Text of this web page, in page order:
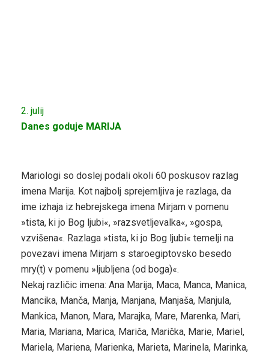
2. julij
Danes goduje MARIJA
Mariologi so doslej podali okoli 60 poskusov razlag
imena Marija. Kot najbolj sprejemljiva je razlaga, da
ime izhaja iz hebrejskega imena Mirjam v pomenu
»tista, ki jo Bog ljubi«, »razsvetljevalka«, »gospa,
vzvišena«. Razlaga »tista, ki jo Bog ljubi« temelji na
povezavi imena Mirjam s staroegiptovsko besedo
mry(t) v pomenu »ljubljena (od boga)«.
Nekaj različic imena: Ana Marija, Maca, Manca, Manica,
Mancika, Manča, Manja, Manjana, Manjaša, Manjula,
Mankica, Manon, Mara, Marajka, Mare, Marenka, Mari,
Maria, Mariana, Marica, Mariča, Marička, Marie, Mariel,
Mariela, Mariena, Marienka, Marieta, Marinela, Marinka,